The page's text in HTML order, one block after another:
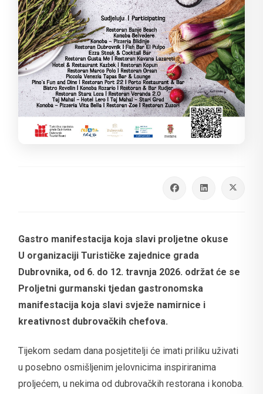
Gastro manifestacija koja slavi proljetne okuse
U organizaciji Turističke zajednice grada
Dubrovnika, od 6. do 12. travnja 2026. održat će se
Proljetni gurmanski tjedan gastronomska
manifestacija koja slavi svježe namirnice i
kreativnost dubrovačkih chefova.
Tijekom sedam dana posjetitelji će imati priliku uživati
u posebno osmišljenim jelovnicima inspiriranima
proljećem, u nekima od dubrovačkih restorana i konoba.